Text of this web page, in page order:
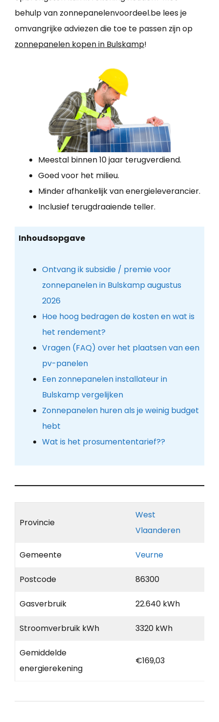
behulp van zonnepanelenvoordeel.be lees je
omvangrijke adviezen die toe te passen zijn op
zonnepanelen kopen in Bulskamp!
Meestal binnen 10 jaar terugverdiend.
Goed voor het milieu.
Minder afhankelijk van energieleverancier.
Inclusief terugdraaiende teller.
Inhoudsopgave
Ontvang ik subsidie / premie voor
zonnepanelen in Bulskamp augustus
2026
Hoe hoog bedragen de kosten en wat is
het rendement?
Vragen (FAQ) over het plaatsen van een
pv-panelen
Een zonnepanelen installateur in
Bulskamp vergelijken
Zonnepanelen huren als je weinig budget
hebt
Wat is het prosumententarief??
Provincie
West
Vlaanderen
Gemeente Veurne
Postcode 86300
Gasverbruik 22.640 kWh
Stroomverbruik kWh 3320 kWh
Gemiddelde
energierekening
€169,03